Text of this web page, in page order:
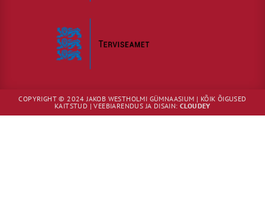
COPYRIGHT © 2024 JAKOB WESTHOLMI GÜMNAASIUM | KÕIK ÕIGUSED
KAITSTUD | VEEBIARENDUS JA DISAIN:CLOUDEY